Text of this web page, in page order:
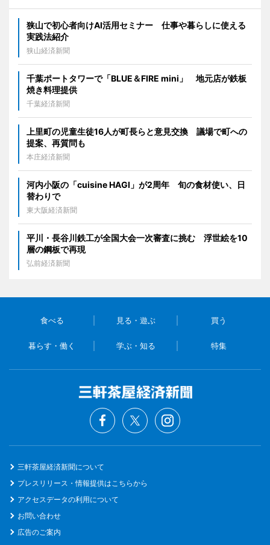
狭山で初心者向けAI活用セミナー 仕事や暮らしに使える
実践法紹介
狭山経済新聞
千葉ポートタワーで「BLUE＆FIRE mini」 地元店が鉄板
焼き料理提供
千葉経済新聞
上里町の児童生徒16人が町長らと意見交換 議場で町への
提案、再質問も
本庄経済新聞
河内小阪の「cuisine HAGI」が2周年 旬の食材使い、日
替わりで
東大阪経済新聞
平川・長谷川鉄工が全国大会一次審査に挑む 浮世絵を10
層の鋼板で再現
弘前経済新聞
食べる 見る・遊ぶ 買う
暮らす・働く 学ぶ・知る 特集
三軒茶屋経済新聞について
プレスリリース・情報提供はこちらから
アクセスデータの利用について
お問い合わせ
広告のご案内